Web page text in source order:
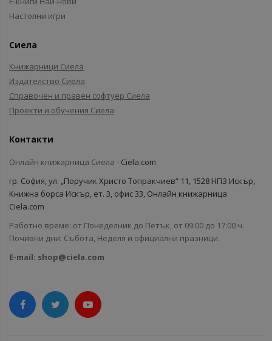
Настолни игри
Сиела
Книжарници Сиела
Издателство Сиела
Справочен и правен софтуер Сиела
Проекти и обучения Сиела
Контакти
Онлайн книжарница Сиела - Ciela.com
гр. София, ул. „Поручик Христо Топракчиев“ 11, 1528 НПЗ Искър,
Книжна борса Искър, ет. 3, офис 33, Онлайн книжарница
Ciela.com
Работно време: от Понеделник до Петък, от 09:00 до 17:00 ч.
Почивни дни: Събота, Неделя и официални празници.
E-mail: shop@ciela.com